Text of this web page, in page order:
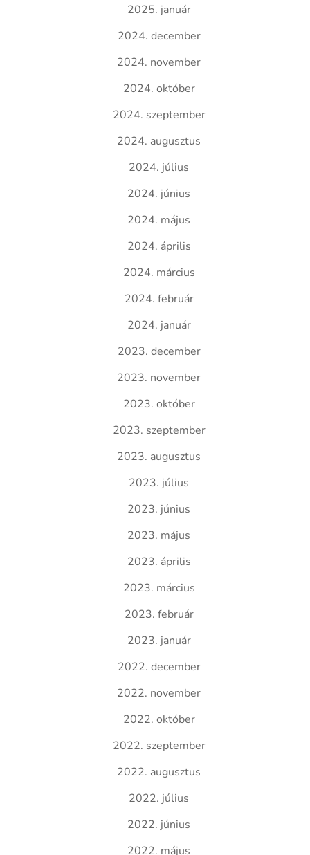
2025. január
2024. december
2024. november
2024. október
2024. szeptember
2024. augusztus
2024. július
2024. június
2024. május
2024. április
2024. március
2024. február
2024. január
2023. december
2023. november
2023. október
2023. szeptember
2023. augusztus
2023. július
2023. június
2023. május
2023. április
2023. március
2023. február
2023. január
2022. december
2022. november
2022. október
2022. szeptember
2022. augusztus
2022. július
2022. június
2022. május